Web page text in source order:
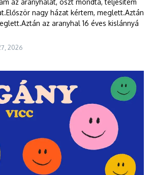
nagy házat kértem, meglett.Aztán
az aranyhal 16 éves kislánnyá
2026